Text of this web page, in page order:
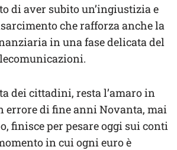
di aver subito un’ingiustizia e
che rafforza anche la
in una fase delicata del
dei cittadini, resta l’amaro in
errore di fine anni Novanta, mai
finisce per pesare oggi sui conti
in cui ogni euro è